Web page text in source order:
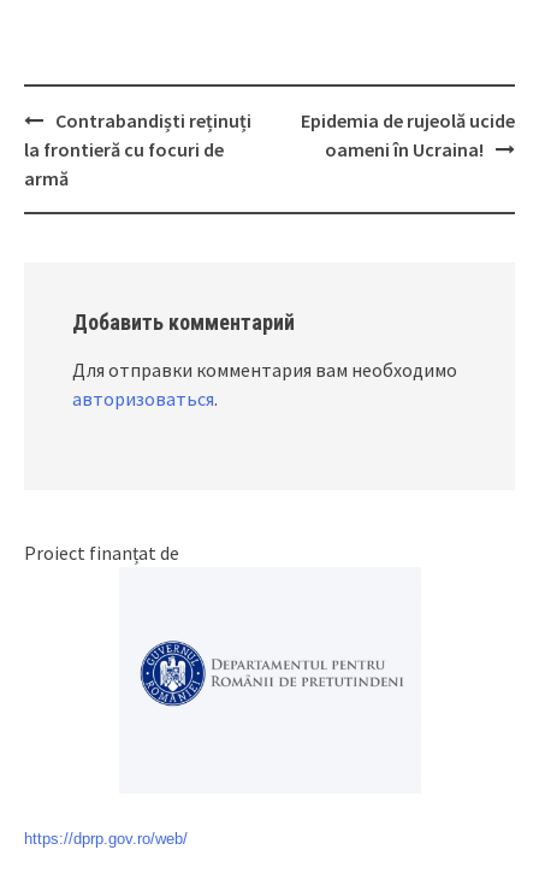
Post
navigation
Contrabandiști reținuți
la frontieră cu focuri de
armă
Epidemia de rujeolă ucide
oameni în Ucraina!
Добавить комментарий
Для отправки комментария вам необходимо
авторизоваться.
Proiect finanțat de
https://dprp.gov.ro/web/